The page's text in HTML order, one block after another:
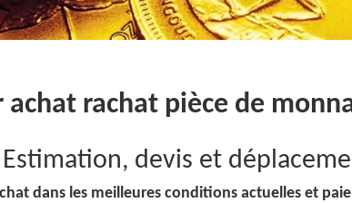
rachat pièce de
Estimation, devis et
dans les meilleures conditions actuelles et